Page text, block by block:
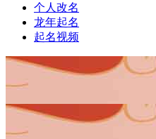
个人改名
龙年起名
起名视频